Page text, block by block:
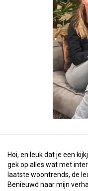
Hoi, en leuk dat je een
gek op alles wat met
laatste woontrends, de
Benieuwd naar mijn